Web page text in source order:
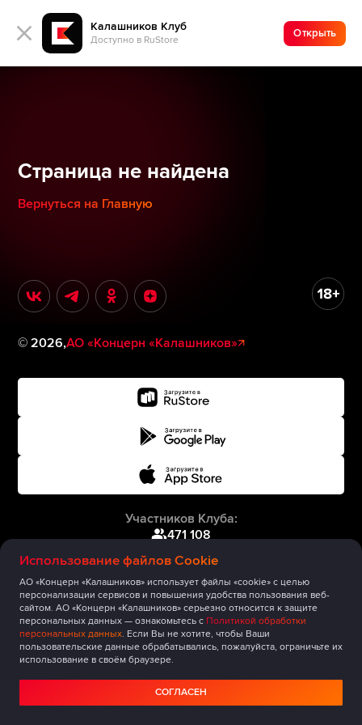
Калашников Клуб
Доступно в RuStore
Открыть
Использование файлов Cookie
АО «Концерн «Калашников» использует файлы «cookie» с целью
персонализации сервисов и повышения удобства пользования веб-
сайтом. АО «Концерн «Калашников» серьезно относится к защите
персональных данных — ознакомьтесь с Политикой обработки
персональных данных. Если Вы не хотите, чтобы Ваши
пользовательские данные обрабатывались, пожалуйста, ограничьте их
использование в своём браузере.
СОГЛАСЕН
Страница не найдена
Вернуться на Главную
©2026,АО «Концерн «Калашников»
Участников Клуба:
471 108